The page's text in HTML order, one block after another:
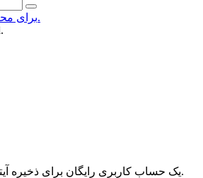
برای محصولات بیشتر کلیک کنید.
یک حساب کاربری رایگان برای ذخیره آیتم‌های محبوب ایجاد کنید.